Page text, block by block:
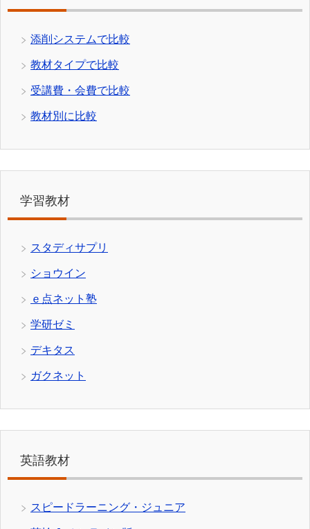
添削システムで比較
教材タイプで比較
受講費・会費で比較
教材別に比較
学習教材
スタディサプリ
ショウイン
ｅ点ネット塾
学研ゼミ
デキタス
ガクネット
英語教材
スピードラーニング・ジュニア